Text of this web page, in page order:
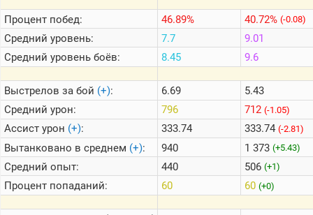
Процент побед:
Средний уровень:
Средний уровень боёв:
Выстрелов за бой (+):
Средний урон:
Ассист урон (+):
Вытанковано в среднем (+):
Средний опыт:
Процент попаданий:
46.89%
7.7
8.45
6.69
796
333.74
940
440
60
40.72% (-0.08)
9.01
9.6
5.43
712 (-1.05)
333.74 (-2.81)
1 373 (+5.43)
506 (+1)
60 (+0)